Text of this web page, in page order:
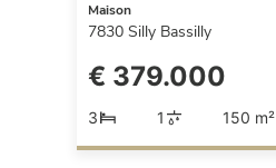
Maison
7830 Silly Bassilly
€ 379.000
3 1 150 m²